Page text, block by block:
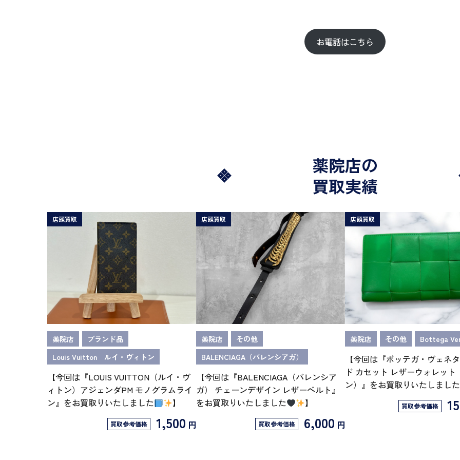
お電話はこちら
薬院店の
買取実績
店頭買取
薬院店
ブランド品
Louis Vuitton ルイ・ヴィトン
【今回は『LOUIS VUITTON（ルイ・ヴ
ィトン）アジェンダPM モノグラムライ
ン』をお買取りいたしました
】
買取参考価格 1,500 円
店頭買取
薬院店
その他
BALENCIAGA（バレンシアガ）
【今回は『BALENCIAGA（バレンシア
ガ） チェーンデザイン レザーベルト』
をお買取りいたしました
】
買取参考価格 6,000 円
店頭買取
薬院店 その他 Bottega
【今回は『ボッテガ・ヴェネ
ド カセット レザーウォレット
ン）』をお買取りいたしました
買取参考価格